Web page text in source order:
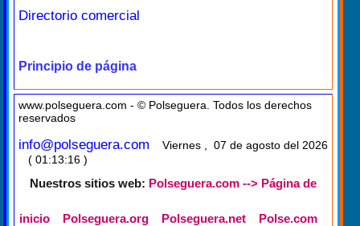
Directorio comercial
Principio de página
www.polseguera.com - © Polseguera. Todos los derechos
reservados
info@polseguera.com
Viernes , 07 de agosto del 2026
( 01:13:16 )
Nuestros sitios web: Polseguera.com --> Página de
inicio Polseguera.org Polseguera.net Polse.com